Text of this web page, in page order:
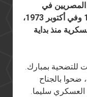
في
معرفة ما حدث في هزيمة يونيو 1967 وفي أكتوبر 1973،
منذ بداية
بمبارك.
ضحوا بالجناح
العسكري سليما.